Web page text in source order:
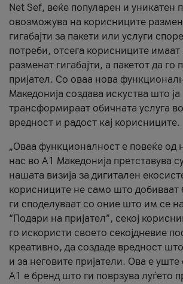
Net Sef, веќе популарен и уникатен
овозможува на корисниците
гигабајти за пакети или услуги
потреби, отсега корисниците
разменат гигабајти, а пакетот да го
пријател. Со оваа нова
Македонија создава искуства што ја
трансформираат обичната услуга
вредност и радост кај корисниците.
„Оваа функционалност е повеќе од
нас во А1 Македонија претставува
нашата визија за дигитален
корисниците не само што добиваат
ги споделуваат со оние што им се
“Подари на пријател”, секој
го искористи своето секојдневие
креативно, да создаде вредност
и за неговите пријатели. Ова е уште
А1 е бренд што ги поврзува луѓето